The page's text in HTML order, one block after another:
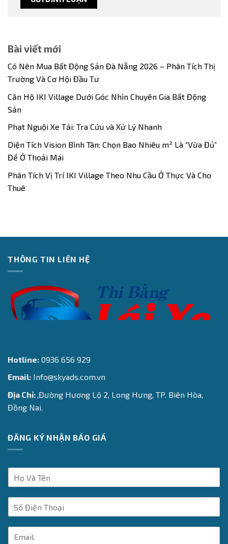
Bài viết mới
Có Nên Mua Bất Động Sản Đà Nẵng 2026 – Phân Tích Thị
Trường Và Cơ Hội Đầu Tư
Căn Hộ IKI Village Dưới Góc Nhìn Chuyên Gia Bất Động
Sản
Phạt Nguội Xe Tải: Tra Cứu và Xử Lý Nhanh
Diện Tích Vision Bình Tân: Chọn Bao Nhiêu m² Là “Vừa Đủ”
Để Ở Thoải Mái
Phân Tích Vị Trí IKI Village Theo Nhu Cầu Ở Thực Và Cho
Thuê
THÔNG TIN LIÊN HỆ
Hotline: 0936 656 929
Email: Info@skyads.com.vn
Địa Chỉ:,Đường Hương Lộ 2, Long Hưng, TP. Biên Hòa,
Đồng Nai.
ĐĂNG KÝ NHẬN BÁO GIÁ
m